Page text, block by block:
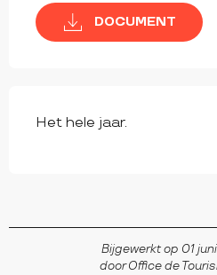
DOCUMENT
Het hele jaar.
Bijgewerkt op 01
door Office de